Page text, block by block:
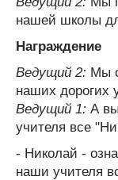
нашей школы
Награждение
Ведущий 2: Мы
наших дорогих
Ведущий 1: А
учителя все
- Николай -
наши учителя